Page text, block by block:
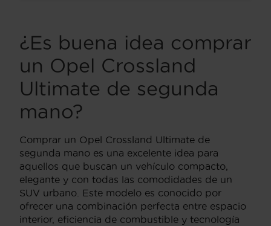
¿Es buena idea comprar
un Opel Crossland
Ultimate de segunda
mano?
Comprar un Opel Crossland Ultimate de
segunda mano es una excelente idea para
aquellos que buscan un vehículo compacto,
elegante y con todas las comodidades de un
SUV urbano. Este modelo es conocido por
ofrecer una combinación perfecta entre espacio
interior, eficiencia de combustible y tecnología